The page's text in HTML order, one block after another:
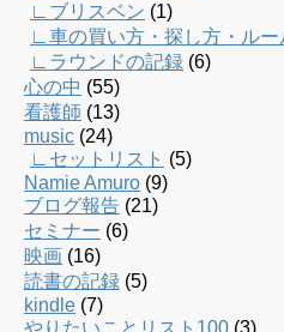
∟ブリスベン (1)
∟車の買い方・探し方・ルー
∟ラウンドの記録 (6)
心の中 (55)
看護師 (13)
music (24)
∟セットリスト (5)
Namie Amuro (9)
ブログ報告 (21)
セミナー (6)
映画 (16)
読書の記録 (5)
kindle (7)